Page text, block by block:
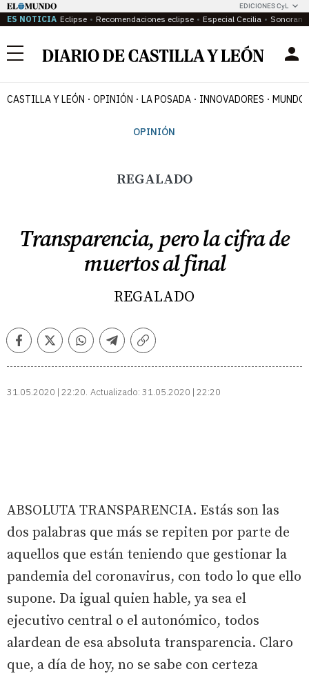
EDICIONES CyL
ES NOTICIA Eclipse Recomendaciones eclipse Especial Cecilia
Menú
CASTILLA Y LEÓN OPINIÓN LA POSADA INNOVADORES MUNDO
OPINIÓN
REGALADO
Transparencia, pero la cifra de
muertos al final
REGALADO
FacebookTwitterWhatsappTelegramCopiar
31.05.2020 | 22:20 Actualizado: 31.05.2020 | 22:20
ABSOLUTA TRANSPARENCIA. Estás son las
dos palabras que más se repiten por parte de
aquellos que están teniendo que gestionar la
pandemia del coronavirus, con todo lo que ello
supone. Da igual quien hable, ya sea el
ejecutivo central o el autonómico, todos
alardean de esa absoluta transparencia. Claro
que, a día de hoy, no se sabe con certeza